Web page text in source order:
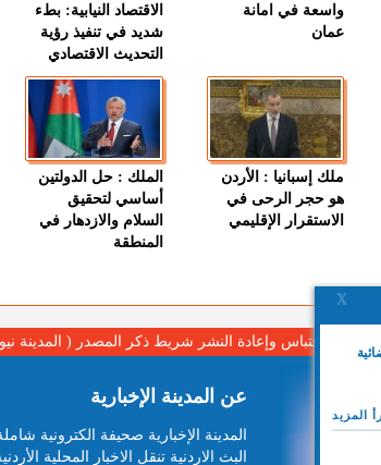
واسعة في امانة
عمان
الاقتصاد النيابية: بطء
شديد في تنفيذ رؤية
التحديث الاقتصادي
ملك إسبانيا : الأردن
هو حجر الرحى في
الاستقرار الإقليمي
الملك : حل الدولتين
أساسي لتحقيق
السلام والازدهار في
المنطقة
X
وفاة قضائية
المزيد
مانع من الإقتباس وإعادة النشر شريط ذكر المصدر ( المدينة
عن المدينة الإخبارية
المدينة الإخبارية صحيفة الكترونية
البث الاردنية تنقل الاخبار المحلية